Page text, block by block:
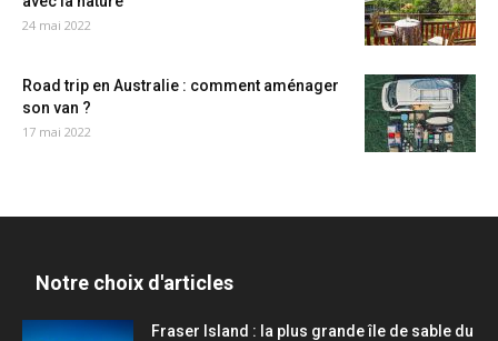
24 mai 2022
Road trip en Australie : comment aménager
son van ?
17 mai 2022
Notre choix d'articles
Fraser Island : la plus grande île de sable du